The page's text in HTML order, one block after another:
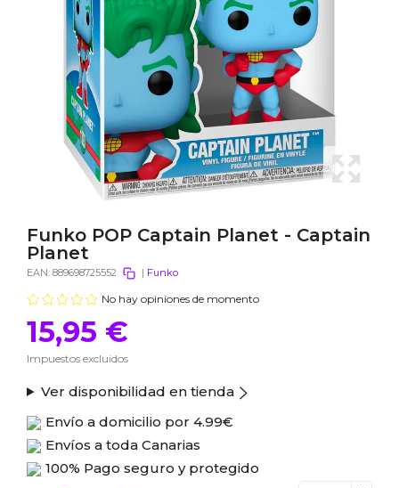
Funko POP Captain Planet - Captain
Planet
EAN: 889698725552 | Funko
No hay opiniones de momento
15,95 €
Impuestos excluidos
Ver disponibilidad en tienda
Envío a domicilio por 4.99€
Envíos a toda Canarias
100% Pago seguro y protegido